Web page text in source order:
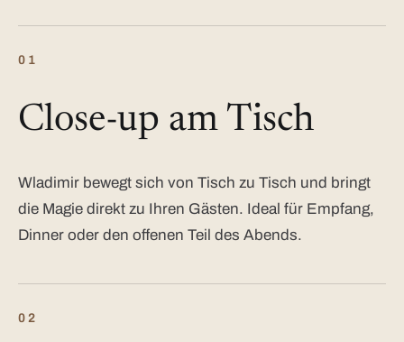
01
Close-up am Tisch
Wladimir bewegt sich von Tisch zu Tisch und bringt
die Magie direkt zu Ihren Gästen. Ideal für Empfang,
Dinner oder den offenen Teil des Abends.
02